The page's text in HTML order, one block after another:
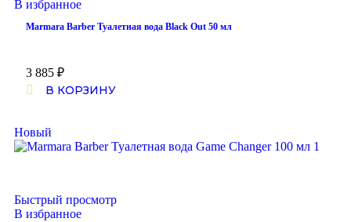
В избранное
Marmara Barber Туалетная вода Black Out 50 мл
3 885 ₽
В КОРЗИНУ
Новый
Быстрый просмотр
В избранное